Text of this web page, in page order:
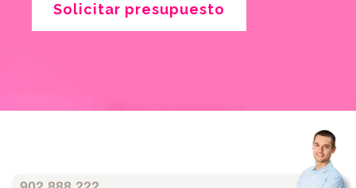
Solicitar presupuesto